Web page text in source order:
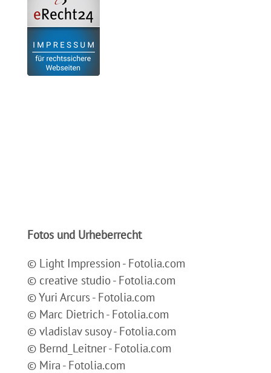
Fotos und Urheberrecht
© Light Impression - Fotolia.com
© creative studio - Fotolia.com
© Yuri Arcurs - Fotolia.com
© Marc Dietrich - Fotolia.com
© vladislav susoy - Fotolia.com
© Bernd_Leitner - Fotolia.com
© Mira - Fotolia.com